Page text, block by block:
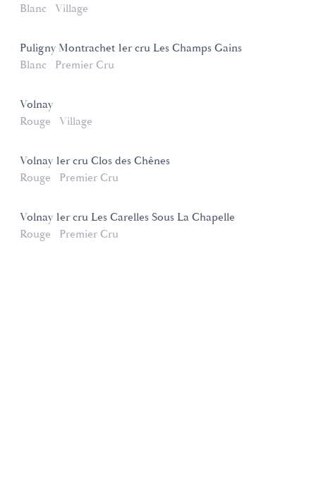
Blanc
Village
Puligny Montrachet 1er cru Les Champs Gains
Blanc
Premier Cru
Volnay
Rouge
Village
Volnay 1er cru Clos des Chênes
Rouge
Premier Cru
Volnay 1er cru Les Carelles Sous La Chapelle
Rouge
Premier Cru